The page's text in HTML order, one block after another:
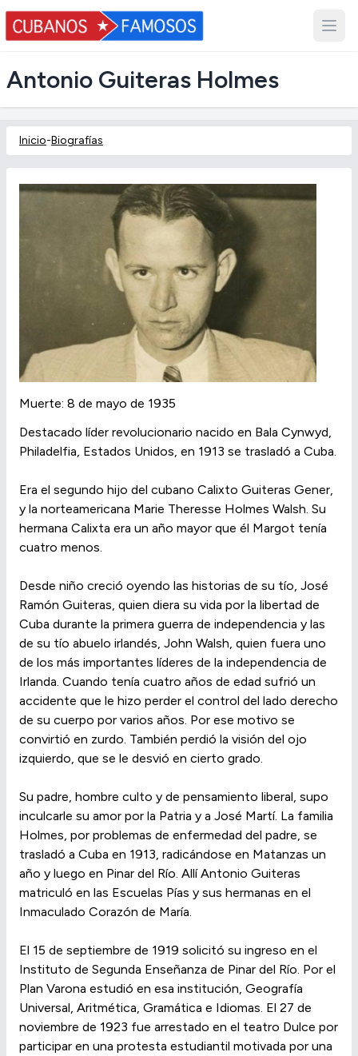
Antonio Guiteras Holmes
Inicio-Biografías
Muerte: 8 de mayo de 1935
Destacado líder revolucionario nacido en Bala Cynwyd,
Philadelfia, Estados Unidos, en 1913 se trasladó a Cuba.
Era el segundo hijo del cubano Calixto Guiteras Gener,
y la norteamericana Marie Theresse Holmes Walsh. Su
hermana Calixta era un año mayor que él Margot tenía
cuatro menos.
Desde niño creció oyendo las historias de su tío, José
Ramón Guiteras, quien diera su vida por la libertad de
Cuba durante la primera guerra de independencia y las
de su tío abuelo irlandés, John Walsh, quien fuera uno
de los más importantes líderes de la independencia de
Irlanda. Cuando tenía cuatro años de edad sufrió un
accidente que le hizo perder el control del lado derecho
de su cuerpo por varios años. Por ese motivo se
convirtió en zurdo. También perdió la visión del ojo
izquierdo, que se le desvió en cierto grado.
Su padre, hombre culto y de pensamiento liberal, supo
inculcarle su amor por la Patria y a José Martí. La familia
Holmes, por problemas de enfermedad del padre, se
trasladó a Cuba en 1913, radicándose en Matanzas un
año y luego en Pinar del Río. Allí Antonio Guiteras
matriculó en las Escuelas Pías y sus hermanas en el
Inmaculado Corazón de María.
El 15 de septiembre de 1919 solicitó su ingreso en el
Instituto de Segunda Enseñanza de Pinar del Río. Por el
Plan Varona estudió en esa institución, Geografía
Universal, Aritmética, Gramática e Idiomas. El 27 de
noviembre de 1923 fue arrestado en el teatro Dulce por
participar en una protesta estudiantil motivada por una